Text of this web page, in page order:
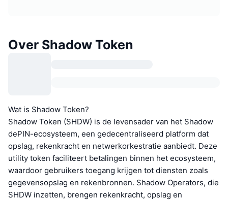
Over Shadow Token
Wat is Shadow Token?
Shadow Token (SHDW) is de levensader van het Shadow
dePIN-ecosysteem, een gedecentraliseerd platform dat
opslag, rekenkracht en netwerkorkestratie aanbiedt. Deze
utility token faciliteert betalingen binnen het ecosysteem,
waardoor gebruikers toegang krijgen tot diensten zoals
gegevensopslag en rekenbronnen. Shadow Operators, die
SHDW inzetten, brengen rekenkracht, opslag en